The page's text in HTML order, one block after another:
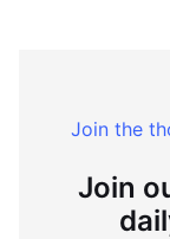
Join the
Join